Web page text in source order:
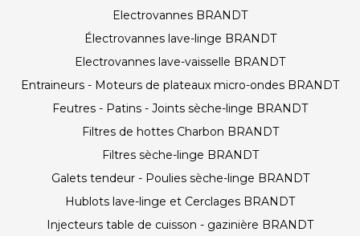
Electrovannes BRANDT
Électrovannes lave-linge BRANDT
Electrovannes lave-vaisselle BRANDT
Entraineurs - Moteurs de plateaux micro-ondes BRANDT
Feutres - Patins - Joints sèche-linge BRANDT
Filtres de hottes Charbon BRANDT
Filtres sèche-linge BRANDT
Galets tendeur - Poulies sèche-linge BRANDT
Hublots lave-linge et Cerclages BRANDT
Injecteurs table de cuisson - gazinière BRANDT